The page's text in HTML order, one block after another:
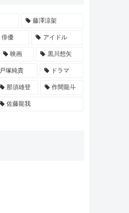
藤澤涼架
俳優 アイドル
映画 黒川想矢
戸塚純貴 ドラマ
那須雄登 作間龍斗
佐藤龍我